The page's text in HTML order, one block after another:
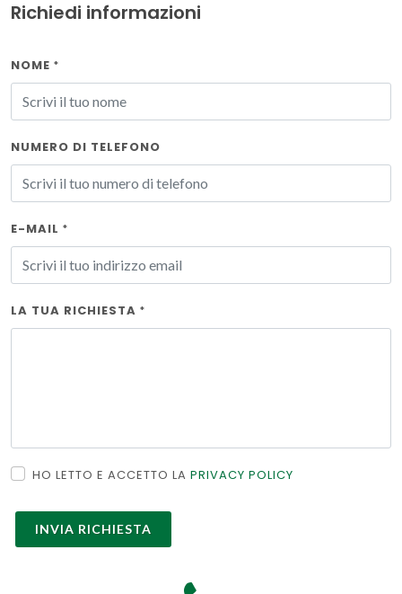
Richiedi informazioni
NOME *
NUMERO DI TELEFONO
E-MAIL *
LA TUA RICHIESTA *
HO LETTO E ACCETTO LA PRIVACY POLICY